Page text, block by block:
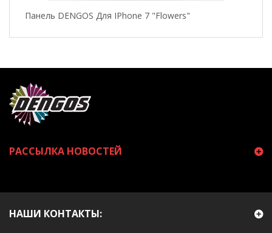
Панель DENGOS Для IPhone 7 "Flowers"
РАССЫЛКА НОВОСТЕЙ
НАШИ КОНТАКТЫ: